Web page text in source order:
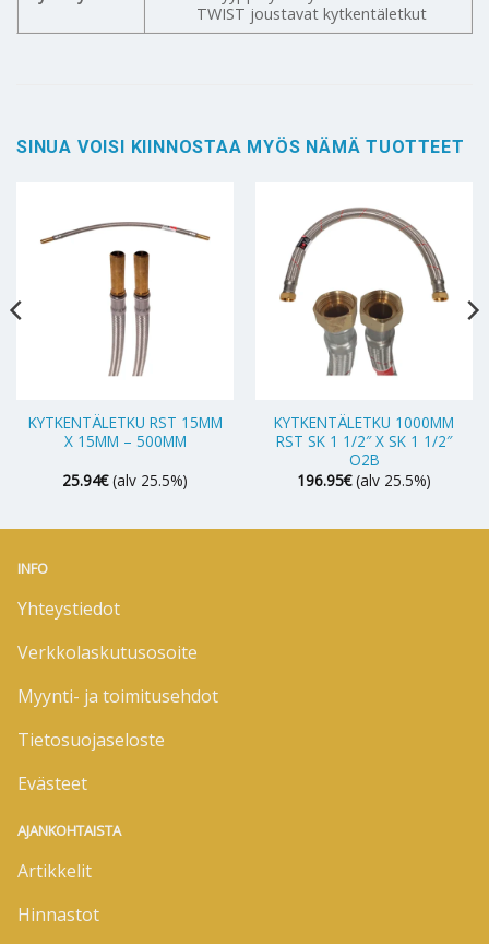
TWIST joustavat kytkentäletkut
SINUA VOISI KIINNOSTAA MYÖS NÄMÄ TUOTTEET
KYTKENTÄLETKU RST 15MM
X 15MM – 500MM
25.94€ (alv 25.5%)
KYTKENTÄLETKU 1000MM
RST SK 1 1/2″ X SK 1 1/2″
O2B
196.95€ (alv 25.5%)
INFO
Yhteystiedot
Verkkolaskutusosoite
Myynti- ja toimitusehdot
Tietosuojaseloste
Evästeet
AJANKOHTAISTA
Artikkelit
Hinnastot